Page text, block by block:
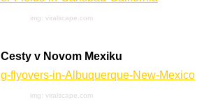
img: viralscape.com
Cesty v Novom Mexiku
img: viralscape.com